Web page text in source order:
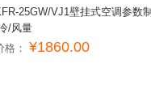
25GW/VJ1壁挂式空调参数
/风量
格： ¥1860.00